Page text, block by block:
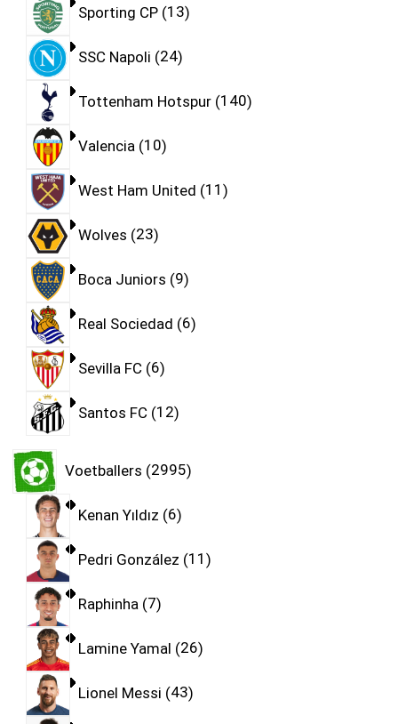
Sporting CP 13
SSC Napoli 24
Tottenham Hotspur 140
Valencia 10
West Ham United 11
Wolves 23
Boca Juniors 9
Real Sociedad 6
Sevilla FC 6
Santos FC 12
Voetballers 2995
Kenan Yıldız 6
Pedri González 11
Raphinha 7
Lamine Yamal 26
Lionel Messi 43